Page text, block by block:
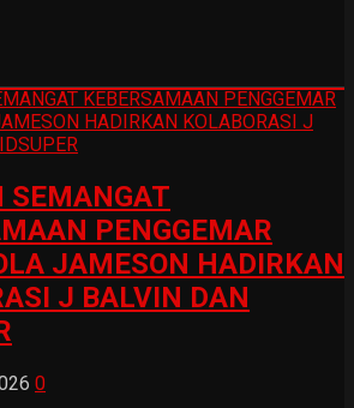
SEMANGAT
PENGGEMAR
JAMESON HADIRKAN
J BALVIN DAN
0